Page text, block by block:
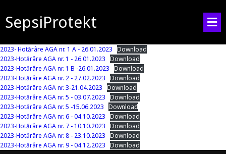
SepsiProtekt
2023- Hotărâre AGA nr. 1 A - 26.01.2023 Download
2023-Hotărâre AGA nr. 1 - 26.01.2023 Download
2023-Hotărâre AGA nr. 1 B -26.01.2023 Download
2023-Hotărâre AGA nr. 2 - 27.02.2023 Download
2023-Hotărâre AGA nr. 3-21.04.2023 Download
2023-Hotărâre AGA nr. 5 - 03.07.2023 Download
2023-Hotărâre AGA nr. 5 -15.06.2023 Download
2023-Hotărâre AGA nr. 6 - 04.10.2023 Download
2023-Hotărâre AGA nr. 7 - 10.10.2023 Download
2023-Hotărâre AGA nr. 8 - 23.10.2023 Download
2023-Hotărâre AGA nr. 9 - 04.12.2023 Download